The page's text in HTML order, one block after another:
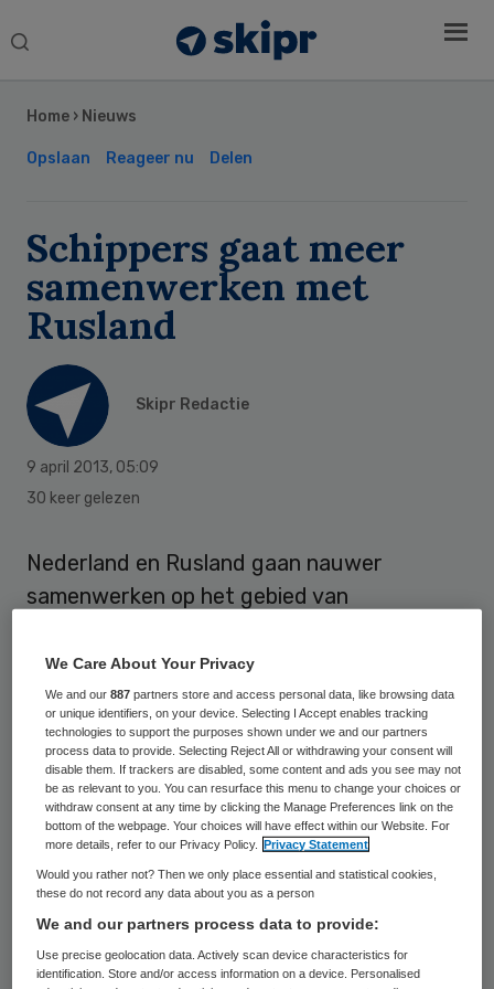
Search
Home › Nieuws
Opslaan Reageer nu Delen
Schippers gaat meer
samenwerken met
Rusland
Skipr Redactie
9 april 2013, 05:09
30 keer gelezen
Nederland en Rusland gaan nauwer
samenwerken op het gebied van
(Volksgezondheid) en haar Russische
collega Veronika Skvortsova hebben
maandag in Amsterdam een overeenkomst
getekend.
Bestrijding infectieziekten
De bewindsvrouwen gaan de komende 5
jaar onder meer informatie uitwisselen en
experts uit beide landen gaan nauwer
Sidebar
We Care About Your Privacy
We and our887 partners store and access personal data, like browsing data
or unique identifiers, on your device. Selecting I Accept enables tracking
technologies to support the purposes shown under we and our partners
process data to provide. Selecting Reject All or withdrawing your consent will
disable them. If trackers are disabled, some content and ads you see may not
be as relevant to you. You can resurface this menu to change your choices or
withdraw consent at any time by clicking the Manage Preferences link on the
bottom of the webpage. Your choices will have effect within our Website. For
more details, refer to our Privacy Policy.
Privacy Statement
Would you rather not? Then we only place essential and statistical cookies,
these do not record any data about you as a person
We and our partners process data to provide:
Use precise geolocation data. Actively scan device characteristics for
identification. Store and/or access information on a device. Personalised